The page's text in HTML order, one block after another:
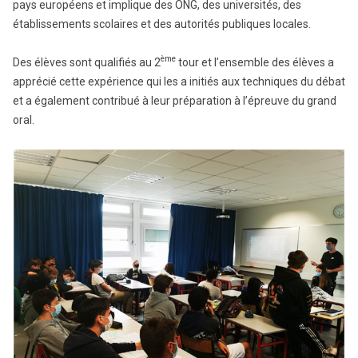
pays européens et implique des ONG, des universités, des
établissements scolaires et des autorités publiques locales.
Des élèves sont qualifiés au 2ème tour et l’ensemble des élèves a
apprécié cette expérience qui les a initiés aux techniques du débat
et a également contribué à leur préparation à l’épreuve du grand
oral.